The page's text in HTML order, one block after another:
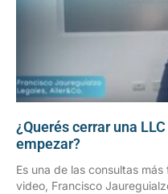
¿Querés cerrar una
empezar?
Es una de las consultas
video, Francisco